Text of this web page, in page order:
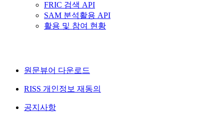
FRIC 검색 API
SAM 분석활용 API
활용 및 참여 현황
원문뷰어 다운로드
RISS 개인정보 재동의
공지사항